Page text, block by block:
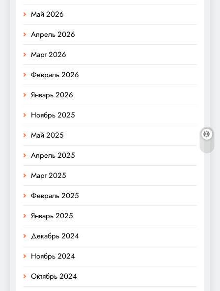
Май 2026
Апрель 2026
Март 2026
Февраль 2026
Январь 2026
Ноябрь 2025
Май 2025
Апрель 2025
Март 2025
Февраль 2025
Январь 2025
Декабрь 2024
Ноябрь 2024
Октябрь 2024